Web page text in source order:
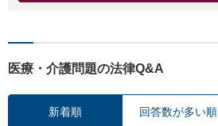
医療・介護問題の法律Q&A
新着順 回答数が多い順